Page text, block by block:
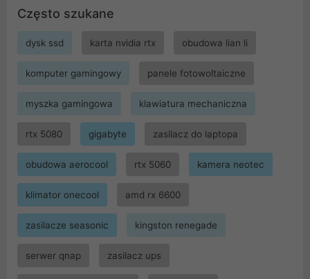
Często szukane
dysk ssd karta nvidia rtx obudowa lian li
komputer gamingowy panele fotowoltaiczne
myszka gamingowa klawiatura mechaniczna
rtx 5080 gigabyte zasilacz do laptopa
obudowa aerocool rtx 5060 kamera neotec
klimator onecool amd rx 6600
zasilacze seasonic kingston renegade
serwer qnap zasilacz ups